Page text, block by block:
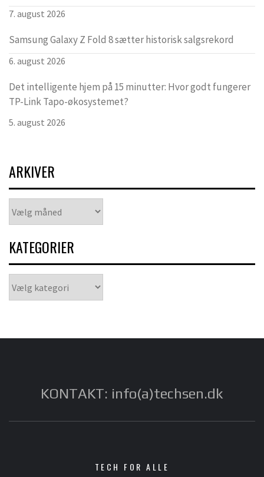
7. august 2026
Samsung Galaxy Z Fold 8 sætter historisk salgsrekord
6. august 2026
Det intelligente hjem på 15 minutter: Hvor godt fungerer
TP-Link Tapo-økosystemet?
5. august 2026
ARKIVER
KATEGORIER
KONTAKT: info(a)techsen.dk
TECH FOR ALLE